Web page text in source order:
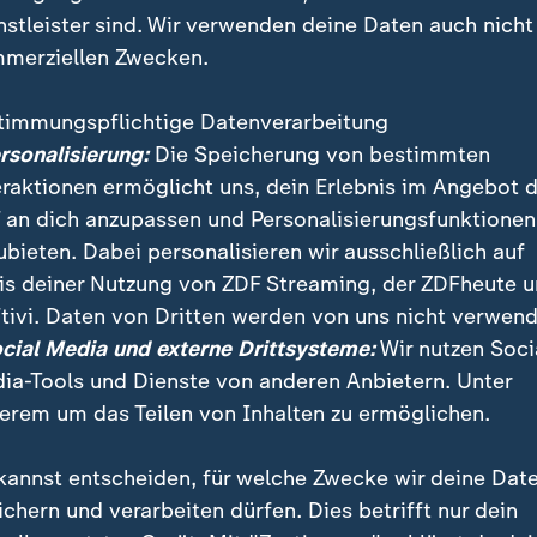
Mecklenburg-Vorpommern hat Ministerpräsident
Amtszeit gewählt. Der 67-Jährige erhielt bei
71 abgegebenen Stimmen - bei 29 Gegenstimmen
sind. Wir verwenden deine Daten auch nicht
Zwecken.
Datenverarbeitung
Die Speicherung von bestimmten
ermöglicht uns, dein Erlebnis im Angebot
an dich anzupassen und Personalisierungsfunktionen
Dabei personalisieren wir ausschließlich auf
deiner Nutzung von ZDF Streaming, der ZDFheute
Daten von Dritten werden von uns nicht
Media und externe Drittsysteme:Wir nutzen
Tools und Dienste von anderen Anbietern. Unter
um das Teilen von Inhalten zu ermöglichen.
entscheiden, für welche Zwecke wir deine
und verarbeiten dürfen. Dies betrifft nur dein